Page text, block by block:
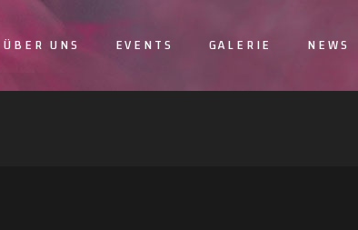
ÜBER UNS EVENTS GALERIE NEWS